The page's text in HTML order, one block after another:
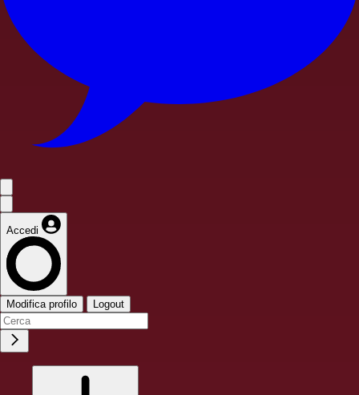
Accedi
Modifica profilo Logout